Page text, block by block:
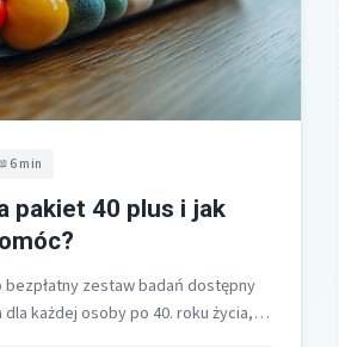
6 min
pakiet 40 plus i jak
bezpłatny zestaw badań dostępny
każdej osoby po 40. roku życia,